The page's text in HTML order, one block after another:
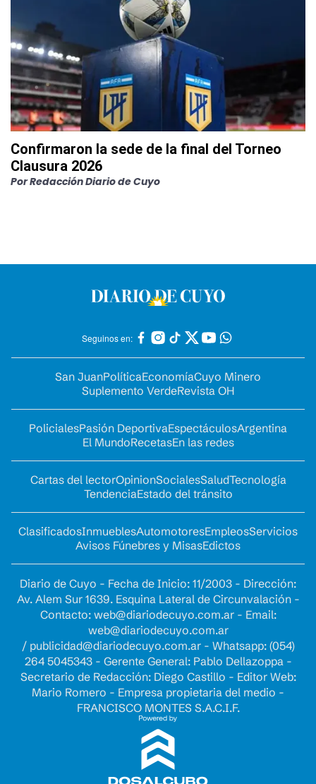
Confirmaron la sede de la final del Torneo
Clausura 2026
PorRedacción Diario de Cuyo
Seguinos en:
San JuanPolíticaEconomíaCuyo Minero
Suplemento VerdeRevista OH
PolicialesPasión DeportivaEspectáculosArgentina
El MundoRecetasEn las redes
Cartas del lectorOpinionSocialesSaludTecnología
TendenciaEstado del tránsito
ClasificadosInmueblesAutomotoresEmpleosServicios
Avisos Fúnebres y MisasEdictos
Diario de Cuyo - Fecha de Inicio: 11/2003 - Dirección:
Av. Alem Sur 1639. Esquina Lateral de Circunvalación -
Contacto: web@diariodecuyo.com.ar- Email:
web@diariodecuyo.com.ar
/ publicidad@diariodecuyo.com.ar- Whatsapp: (054)
264 5045343 - Gerente General: Pablo Dellazoppa -
Secretario de Redacción: Diego Castillo - Editor Web:
Mario Romero - Empresa propietaria del medio -
FRANCISCO MONTES S.A.C.I.F.